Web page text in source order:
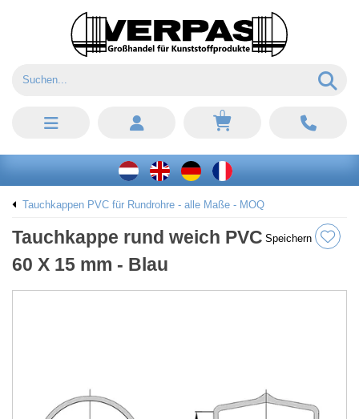
0
Tauchkappen PVC für Rundrohre - alle Maße - MOQ
Tauchkappe rund weich PVC
60 X 15 mm - Blau
Speichern